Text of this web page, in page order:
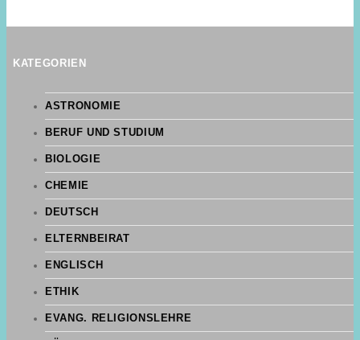
KATEGORIEN
ASTRONOMIE
BERUF UND STUDIUM
BIOLOGIE
CHEMIE
DEUTSCH
ELTERNBEIRAT
ENGLISCH
ETHIK
EVANG. RELIGIONSLEHRE